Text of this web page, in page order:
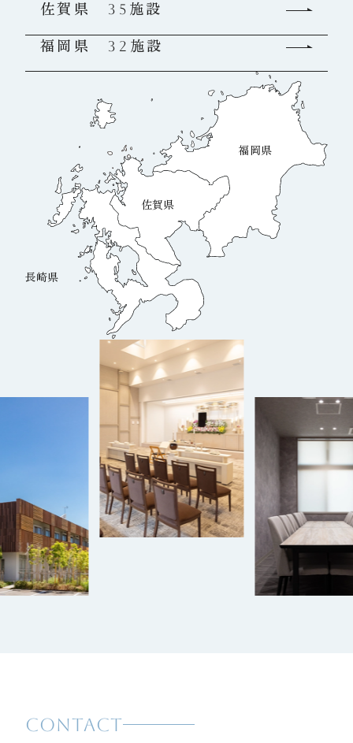
佐賀県 35施設
福岡県 32施設
長崎県
佐賀県
福岡県
CONTACT